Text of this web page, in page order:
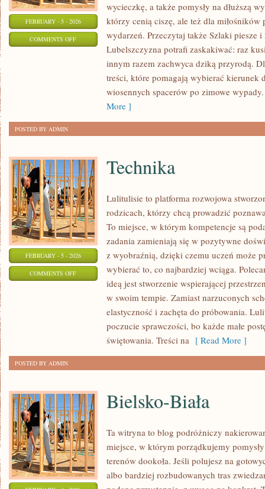
FEBRUARY - 5 - 2026
COMMENTS OFFON
ROWEROWE
wycieczkę, a także pomysły na dłuższą
którzy cenią ciszę, ale też dla
wydarzeń. Przeczytaj także Szlaki piesze
Lubelszczyzna potrafi zaskakiwać: raz
innym razem zachwyca dziką przyrodą.
treści, które pomagają wybierać kierunek
wiosennych spacerów po zimowe
More ]
POSTED BY ADMIN
FEBRUARY - 5 - 2026
COMMENTS OFFON
Technika
Lulitulisie to platforma rozwojowa
rodzicach, którzy chcą prowadzić
To miejsce, w którym kompetencje są
zadania zamieniają się w pozytywne
z wyobraźnią, dzięki czemu uczeń może
wybierać to, co najbardziej wciąga.
ideą jest stworzenie wspierającej
w swoim tempie. Zamiast narzuconych
elastyczność i zachęta do próbowania.
poczucie sprawczości, bo każde małe
świętowania. Treści na [ Read More ]
POSTED BY ADMIN
Bielsko-Biała
Ta witryna to blog podróżniczy
miejsce, w którym porządkujemy
terenów dookoła. Jeśli polujesz na
albo bardziej rozbudowanych tras